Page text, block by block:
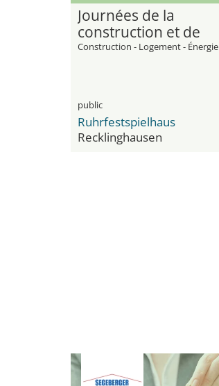
Journées de la
construction et de
l'énergie VEST
Construction - Logement - Énergie
public
Ruhrfestspielhaus
Recklinghausen